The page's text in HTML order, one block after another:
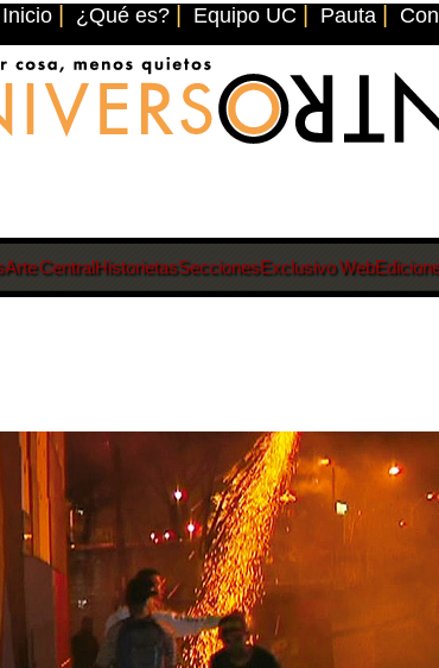
Inicio ¿Qué es? Equipo UC Pauta
Arte CentralHistorietasSeccionesExclusivo Web